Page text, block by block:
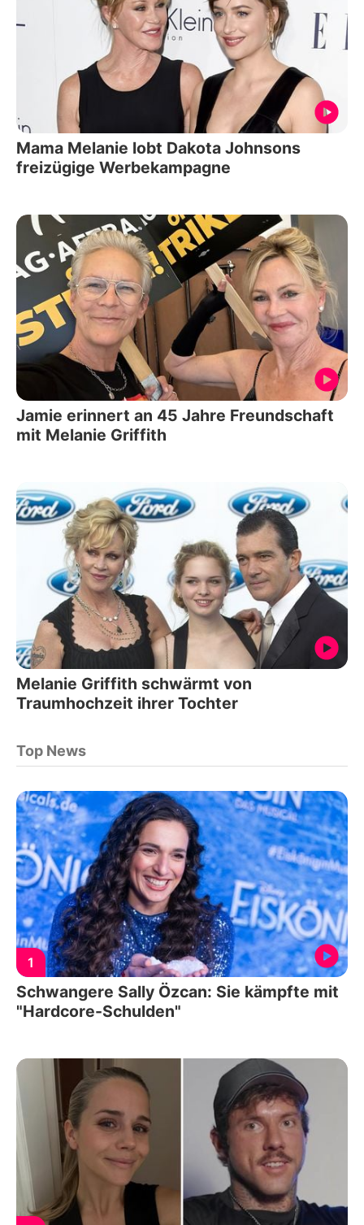
Mama Melanie lobt Dakota Johnsons
freizügige Werbekampagne
Jamie erinnert an 45 Jahre Freundschaft
mit Melanie Griffith
Melanie Griffith schwärmt von
Traumhochzeit ihrer Tochter
Top News
1
Schwangere Sally Özcan: Sie kämpfte mit
"Hardcore-Schulden"